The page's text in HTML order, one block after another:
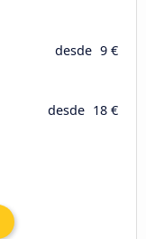
desde 9 €
desde 18 €